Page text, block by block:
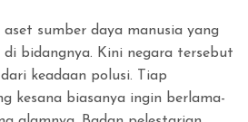
sumber daya manusia yang
bidangnya. Kini negara tersebut
keadaan polusi. Tiap
kesana biasanya ingin berlama-